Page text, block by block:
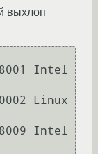
выхлоп
Intel
Linux
Intel